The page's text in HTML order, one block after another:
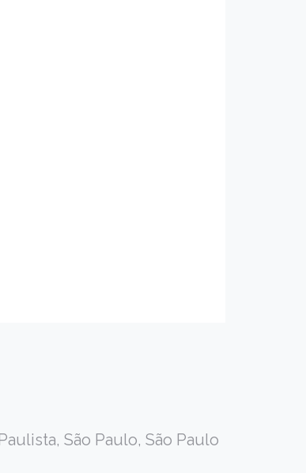
São Paulo, São Paulo